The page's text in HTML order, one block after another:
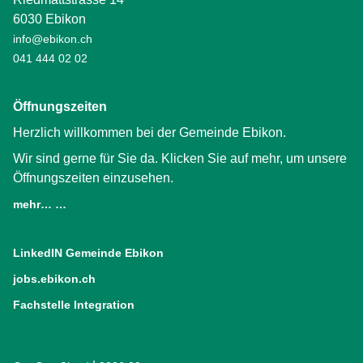
6030 Ebikon
info@ebikon.ch
041 444 02 02
Öffnungszeiten
Herzlich willkommen bei der Gemeinde Ebikon.
Wir sind gerne für Sie da. Klicken Sie auf mehr, um unsere
Öffnungszeiten einzusehen.
mehr… …
LinkedIN Gemeinde Ebikon
jobs.ebikon.ch
Fachstelle Integration